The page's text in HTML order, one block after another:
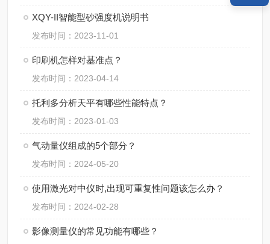
XQY-II智能型砂强度机说明书
发布时间：2023-11-01
印刷机怎样对基准点？
发布时间：2023-04-14
托利多分析天平有哪些性能特点？
发布时间：2023-01-03
气动量仪组成的5个部分？
发布时间：2024-05-20
使用激光对中仪时,出现可重复性问题该怎么办？
发布时间：2024-02-28
影像测量仪的常见功能有哪些？